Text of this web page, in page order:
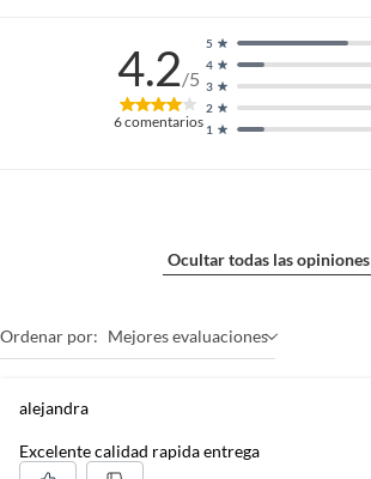
4.2/5
6comentarios 1
2
3
4
5
Ocultar todas las opiniones
Ordenar por: Mejores evaluaciones
alejandra
Excelente calidad rapida entrega